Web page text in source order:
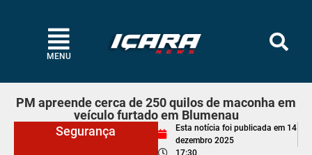
MENU
PM apreende cerca de 250 quilos de maconha em
veículo furtado em Blumenau
Segurança
Esta notícia foi publicada em 14
dezembro 2025
17:30